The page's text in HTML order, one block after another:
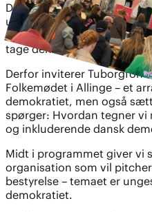
Demokratiet lever, men er
unge mærker tyngden af
noget, de seneste år har
tage demokratiet for givet.
Derfor inviterer
Folkemødet i Allinge – et
demokratiet, men også
spørger: Hvordan tegner
og inkluderende dansk
Midt i programmet giver vi
organisation som vil
bestyrelse – temaet er
demokratiet.